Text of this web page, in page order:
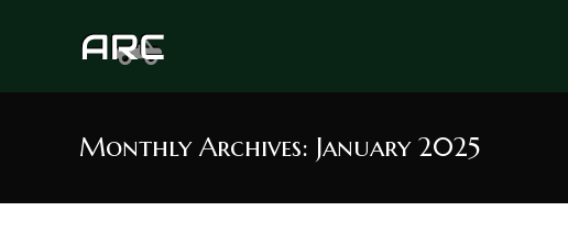
Monthly Archives: January 2025